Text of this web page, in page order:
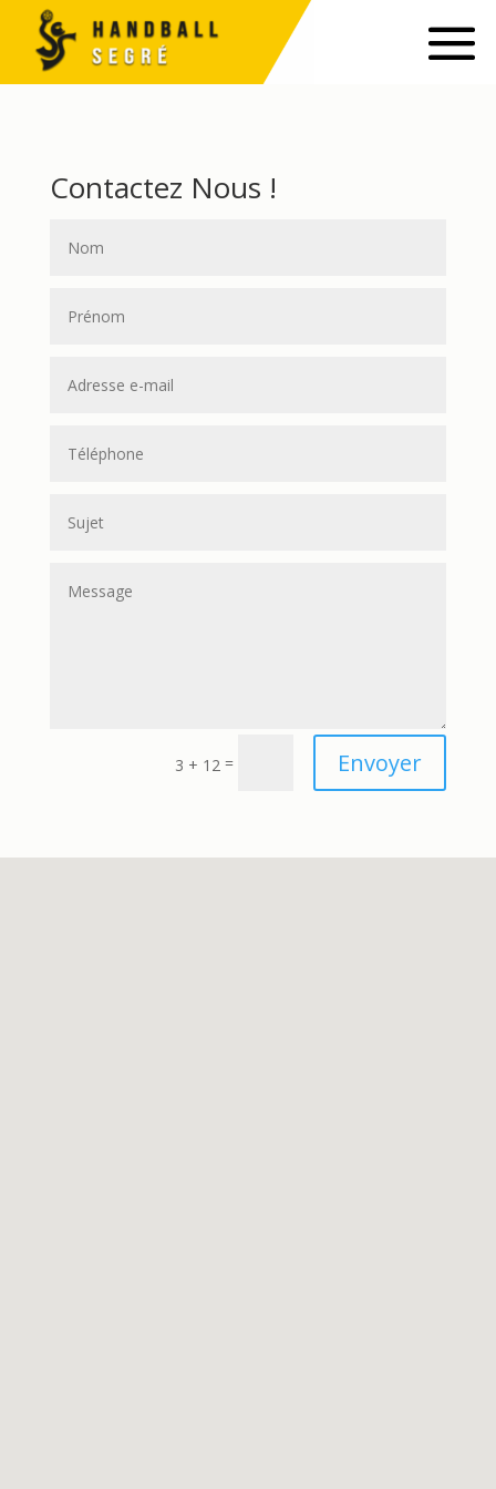
Contactez Nous !
3 + 12 = Envoyer